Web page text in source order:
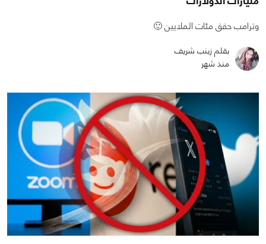
وترامب حقق مئات الملايين 🙂
بقلم زينب شريف
منذ شهر